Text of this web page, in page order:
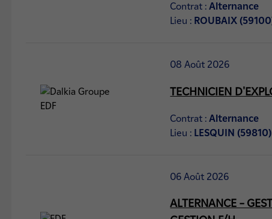
Contrat :Alternance
Lieu : ROUBAIX
08 Août 2026
TECHNICIEN
Contrat :Alternance
Lieu : LESQUIN (59810)
06 Août 2026
ALTERNANCE –